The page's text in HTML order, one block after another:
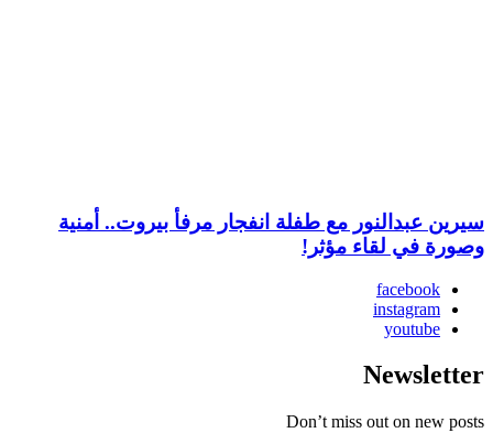
سيرين عبدالنور مع طفلة انفجار مرفأ بيروت.. أمنية
وصورة في لقاء مؤثر!
facebook
instagram
youtube
Newsletter
Don’t miss out on new posts